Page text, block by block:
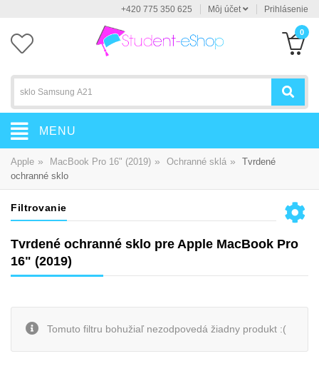
+420 775 350 625 Môj účet Prihlásenie
0
MENU
Apple » MacBook Pro 16" (2019) » Ochranné sklá »
Tvrdené
ochranné sklo
Filtrovanie
Tvrdené ochranné sklo pre Apple MacBook Pro
16" (2019)
Tomuto filtru bohužiaľ nezodpovedá žiadny produkt :(